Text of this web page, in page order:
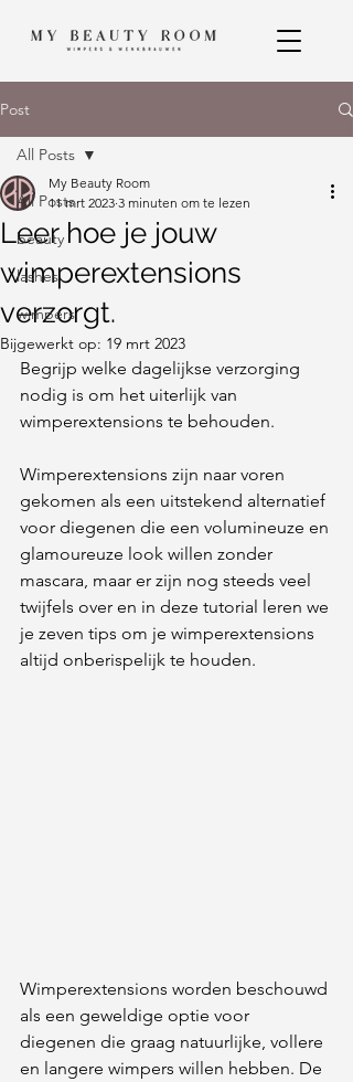
Post
All Posts
beauty
lashes
wimpers
All Posts
Leer hoe je jouw
wimperextensions
verzorgt.
My Beauty Room
11 mrt 2023 3 minuten om te lezen
Bijgewerkt op: 19 mrt 2023
Begrijp welke dagelijkse verzorging
nodig is om het uiterlijk van
wimperextensions te behouden.
Wimperextensions zijn naar voren
gekomen als een uitstekend alternatief
voor diegenen die een volumineuze en
glamoureuze look willen zonder
mascara, maar er zijn nog steeds veel
twijfels over en in deze tutorial leren we
je zeven tips om je wimperextensions
altijd onberispelijk te houden.
Wimperextensions worden beschouwd
als een geweldige optie voor
diegenen die graag natuurlijke, vollere
en langere wimpers willen hebben. De